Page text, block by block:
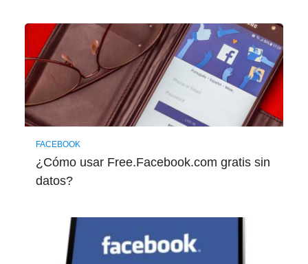
FACEBOOK
¿Cómo usar Free.Facebook.com gratis sin
datos?